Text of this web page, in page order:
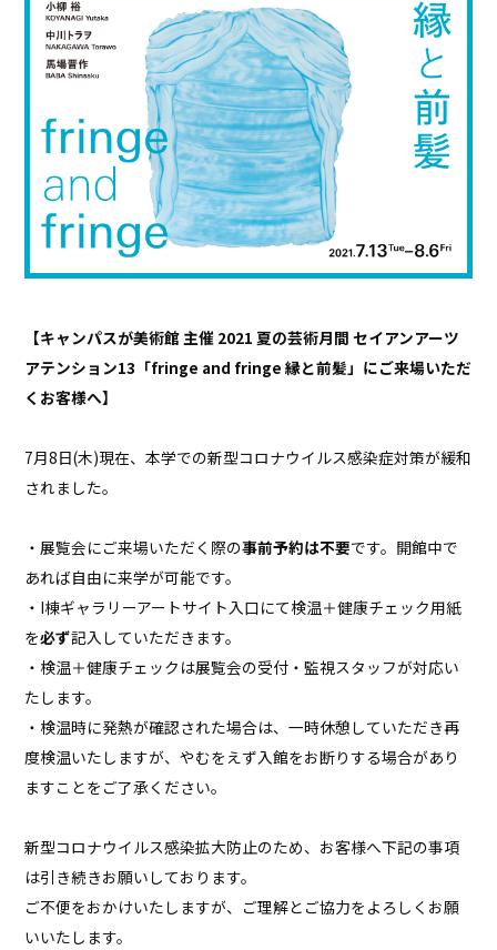
【キャンパスが美術館 主催 2021 夏の芸術月間 セイアンアーツ
アテンション13「fringe and fringe 縁と前髪」にご来場いただ
くお客様へ】
7月8日(木)現在、本学での新型コロナウイルス感染症対策が緩和
されました。
・展覧会にご来場いただく際の事前予約は不要です。開館中で
あれば自由に来学が可能です。
・I棟ギャラリーアートサイト入口にて検温＋健康チェック用紙
を必ず記入していただきます。
・検温＋健康チェックは展覧会の受付・監視スタッフが対応い
たします。
・検温時に発熱が確認された場合は、一時休憩していただき再
度検温いたしますが、やむをえず入館をお断りする場合があり
ますことをご了承ください。
新型コロナウイルス感染拡大防止のため、お客様へ下記の事項
は引き続きお願いしております。
ご不便をおかけいたしますが、 ご理解とご協力をよろしくお願
いいたします。